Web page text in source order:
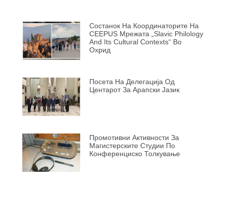
Состанок На Координаторите На
CEEPUS Мрежата „Slavic Philology
And Its Cultural Contexts“ Во
Охрид
Посета На Делегација Од
Центарот За Арапски Јазик
Промотивни Активности За
Магистерските Студии По
Конференциско Толкување